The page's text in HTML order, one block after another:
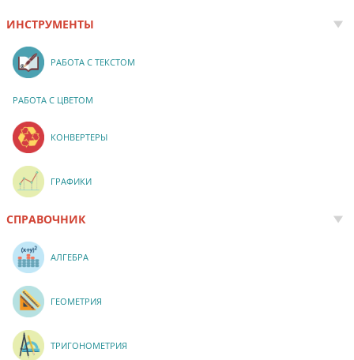
ИНСТРУМЕНТЫ
РАБОТА С ТЕКСТОМ
РАБОТА С ЦВЕТОМ
КОНВЕРТЕРЫ
ГРАФИКИ
СПРАВОЧНИК
АЛГЕБРА
ГЕОМЕТРИЯ
ТРИГОНОМЕТРИЯ